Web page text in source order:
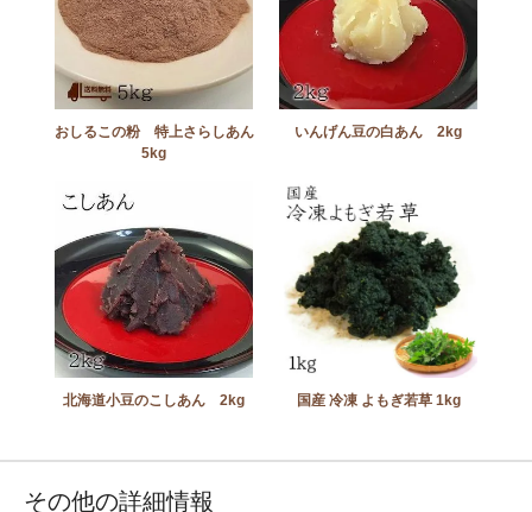
おしるこの粉 特上さらしあん
5kg
いんげん豆の白あん 2kg
北海道小豆のこしあん 2kg 国産 冷凍 よもぎ若草 1kg
その他の詳細情報